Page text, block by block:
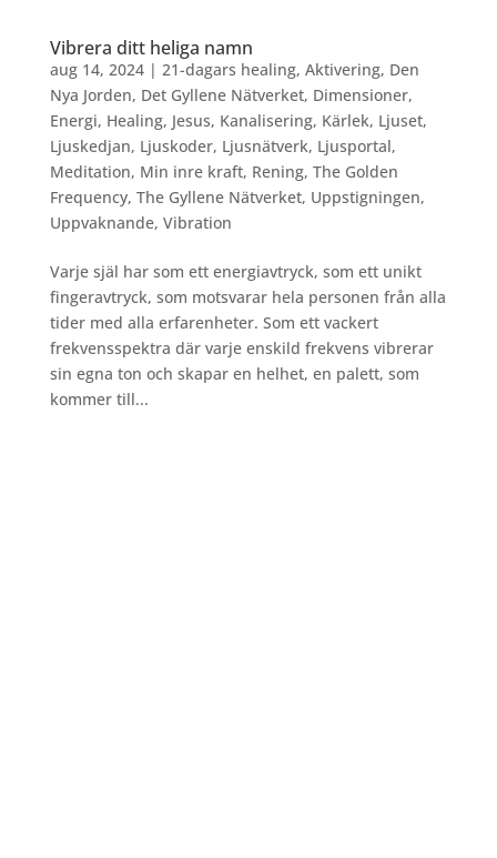
Vibrera ditt heliga namn
aug 14, 2024| 21-dagars healing, Aktivering, Den
Nya Jorden, Det Gyllene Nätverket, Dimensioner,
Energi, Healing, Jesus, Kanalisering, Kärlek, Ljuset,
Ljuskedjan, Ljuskoder, Ljusnätverk, Ljusportal,
Meditation, Min inre kraft, Rening, The Golden
Frequency, The Gyllene Nätverket, Uppstigningen,
Uppvaknande, Vibration
Varje själ har som ett energiavtryck, som ett unikt
fingeravtryck, som motsvarar hela personen från alla
tider med alla erfarenheter. Som ett vackert
frekvensspektra där varje enskild frekvens vibrerar
sin egna ton och skapar en helhet, en palett, som
kommer till...